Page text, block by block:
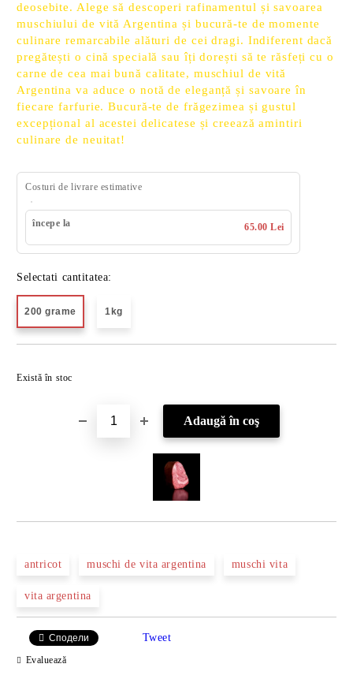
deosebite. Alege să descoperi rafinamentul și savoarea
muschiului de vită Argentina și bucură-te de momente
culinare remarcabile alături de cei dragi. Indiferent dacă
pregătești o cină specială sau îți dorești să te răsfeți cu o
carne de cea mai bună calitate, muschiul de vită
Argentina va aduce o notă de eleganță și savoare în
fiecare farfurie. Bucură-te de frăgezimea și gustul
excepțional al acestei delicatese și creează amintiri
culinare de neuitat!
Costuri de livrare estimative
începe la 65.00 Lei
Selectati cantitatea:
200 grame 1kg
Există în stoc
antricot muschi de vita argentina muschi vita
vita argentina
Сподели Tweet
Evaluează